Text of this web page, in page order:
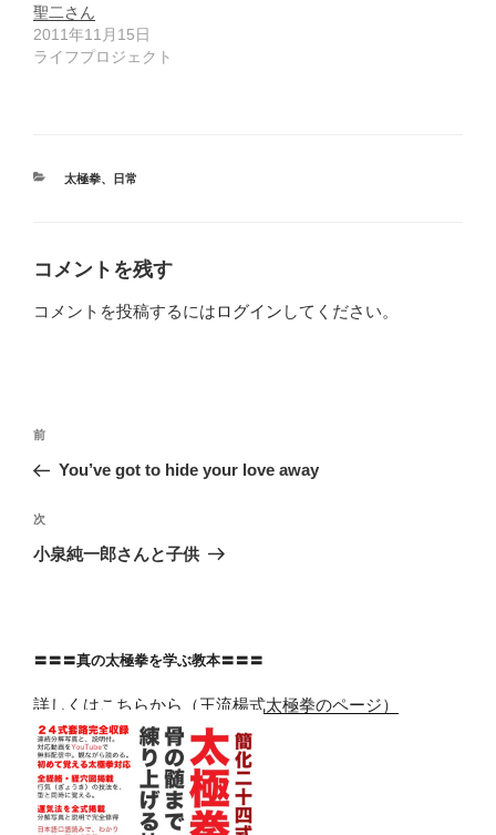
聖二さん
2011年11月15日
ライフプロジェクト
カ
太極拳、 日常
コメントを残す
コメントを投稿するにはログイン してください。
投
ナ
ビ
ゲ
ン
前
の
稿
前
You’ve got to hide your love away
次
の
次
小泉純一郎さんと子供
〓〓〓真の太極拳を学ぶ教本〓〓〓
詳しくはこちらから（王流楊式太極拳のページ）